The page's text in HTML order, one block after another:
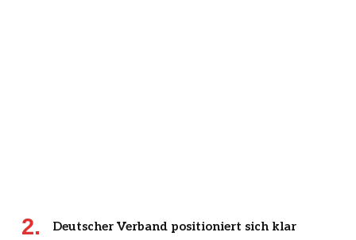
Deutscher Verband positioniert sich klar